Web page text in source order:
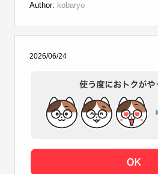
Author: kobaryo
2026/06/24